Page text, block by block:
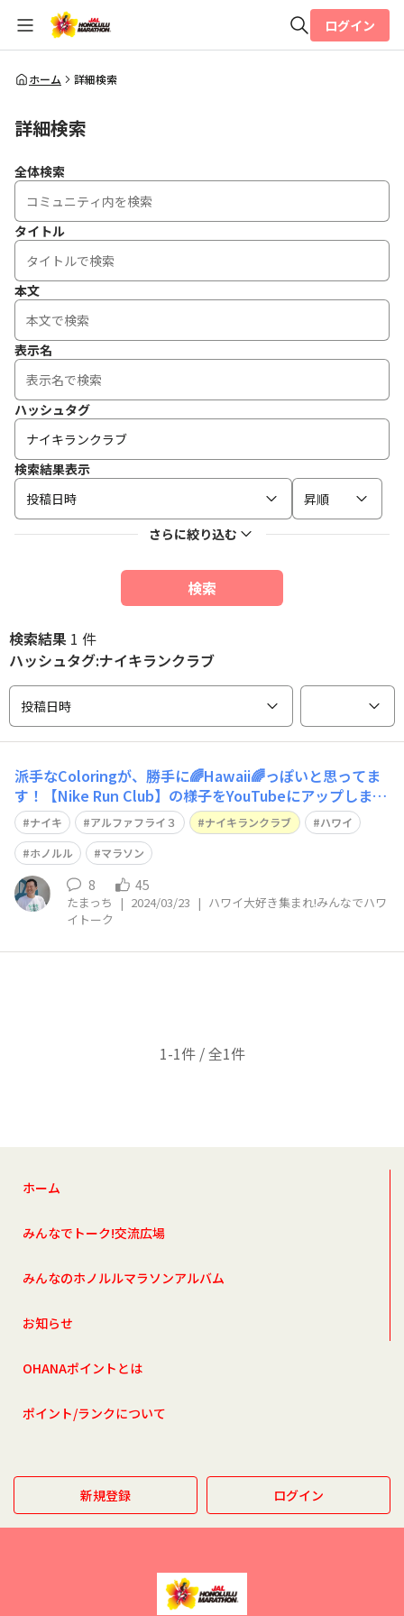
全体検索
ログイン
ホーム 詳細検索
詳細検索
全体検索
タイトル
本文
表示名
ハッシュタグ
検索結果表示
投稿日時
昇順
さらに絞り込む
検索
検索結果 1 件
ハッシュタグ:ナイキランクラブ
投稿日時
派手なColoringが、勝手に🌈Hawaii🌈っぽいと思ってま
す！【Nike Run Club】の様子をYouTubeにアップしまし
た✨ https://youtu.be/1cC0Sd52_90
ナイキ アルファフライ３ ナイキランクラブ
ハワイ
ホノルル
マラソン
8 45
たまっち | 2024/03/23 | ハワイ大好き集まれ!みんなでハワ
イトーク
1-1件 / 全1件
ホーム
みんなでトーク!交流広場
みんなのホノルルマラソンアルバム
お知らせ
OHANAポイントとは
ポイント/ランクについて
新規登録 ログイン